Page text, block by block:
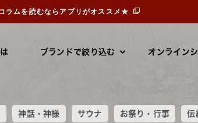
ブランドで絞り込む オンライン
神話・神様 サウナ お祭り・行事 伝
ラムを読むならアプリがオススメ★